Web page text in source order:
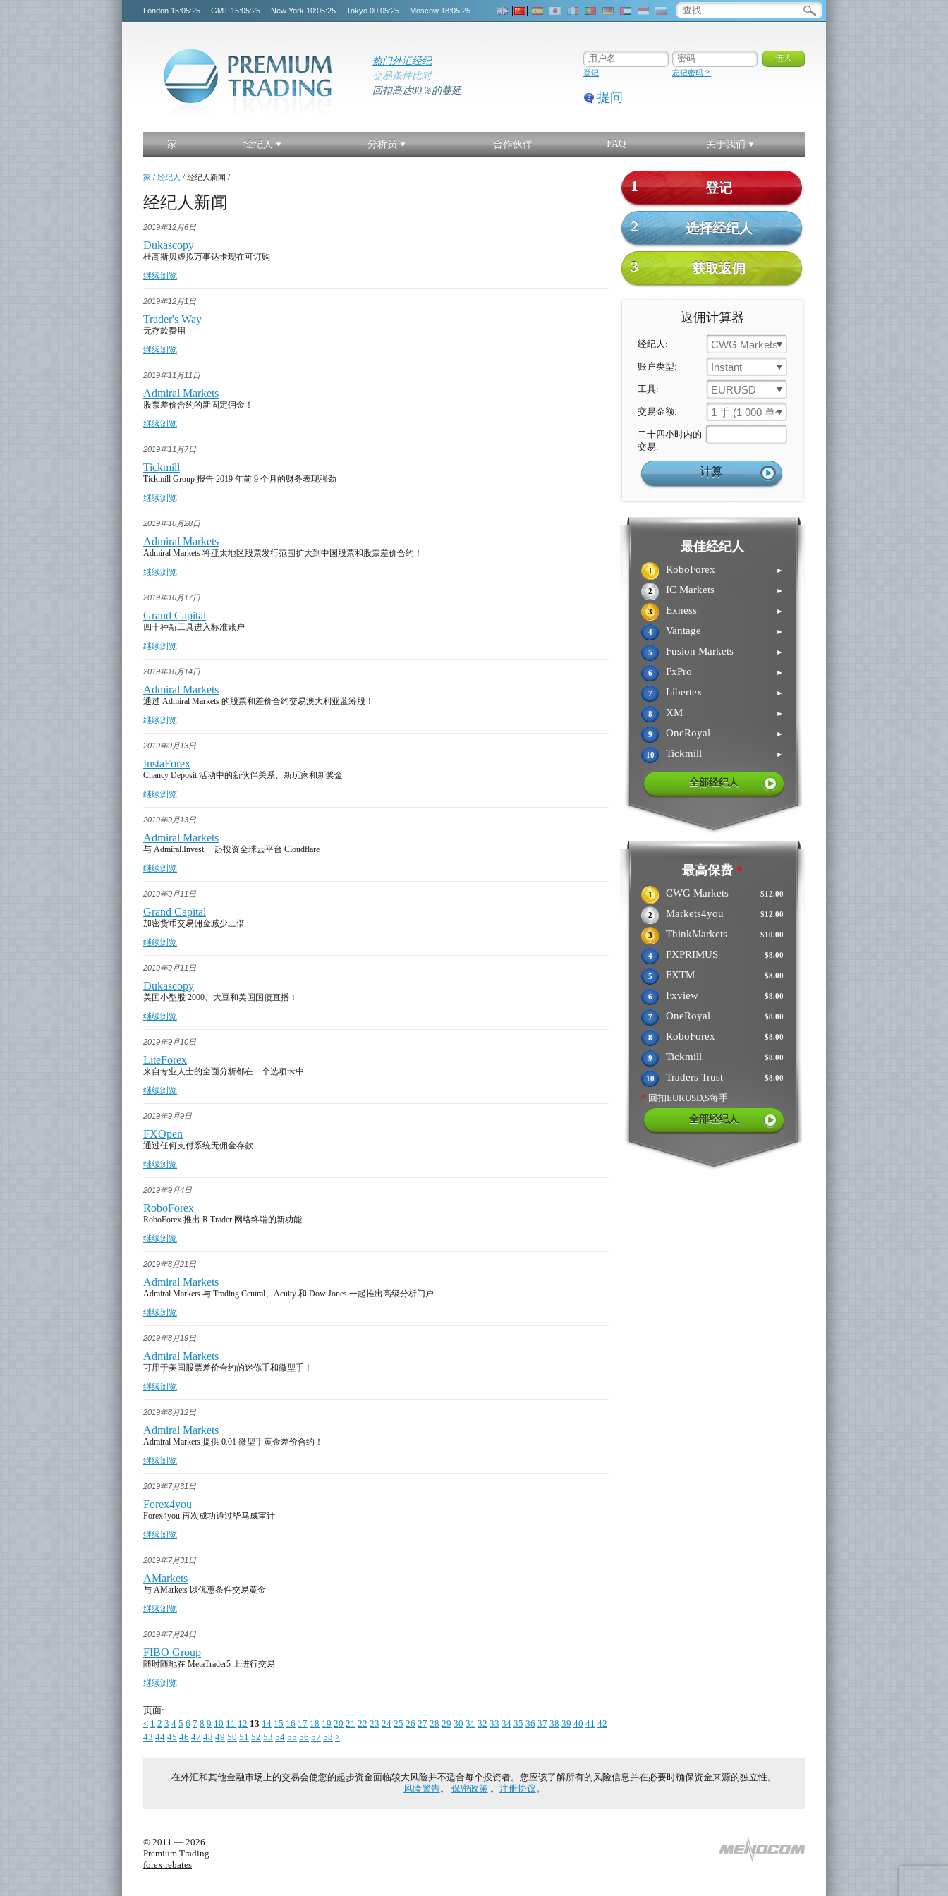
London 15:05:26 GMT 15:05:26 New York 10:05:26 Tokyo 00:05:26 Moscow 18:05:26
热门外汇经纪
交易条件比对
回扣高达80％的蔓延
登记 忘记密码？
提问
家 经纪人 分析员 合作伙伴 FAQ 关于我们
1 登记
2 选择经纪人
3 获取返佣
返佣计算器
经纪人: CWG Markets
账户类型: Instant
工具: EURUSD
交易金额: 1 手 (1 000 单位)
二十四小时内的
交易:
最佳经纪人
1 RoboForex ►
2 IC Markets ►
3 Exness ►
4 Vantage ►
5 Fusion Markets ►
6 FxPro ►
7 Libertex ►
8 XM ►
9 OneRoyal ►
10 Tickmill ►
全部经纪人
最高保费 *
$12.00
1 CWG Markets
$12.00
2 Markets4you
$10.00
3 ThinkMarkets
$8.00
4 FXPRIMUS
$8.00
5 FXTM
$8.00
6 Fxview
$8.00
7 OneRoyal
$8.00
8 RoboForex
$8.00
9 Tickmill
$8.00
10 Traders Trust
* 回扣EURUSD,$每手
全部经纪人
家 / 经纪人 / 经纪人新闻 /
经纪人新闻
2019年12月6日
Dukascopy
杜高斯贝虚拟万事达卡现在可订购
继续浏览
2019年12月1日
Trader's Way
无存款费用
继续浏览
2019年11月11日
Admiral Markets
股票差价合约的新固定佣金！
继续浏览
2019年11月7日
Tickmill
Tickmill Group 报告 2019 年前 9 个月的财务表现强劲
继续浏览
2019年10月28日
Admiral Markets
Admiral Markets 将亚太地区股票发行范围扩大到中国股票和股票差价合约！
继续浏览
2019年10月17日
Grand Capital
四十种新工具进入标准账户
继续浏览
2019年10月14日
Admiral Markets
通过 Admiral Markets 的股票和差价合约交易澳大利亚蓝筹股！
继续浏览
2019年9月13日
InstaForex
Chancy Deposit 活动中的新伙伴关系、新玩家和新奖金
继续浏览
2019年9月13日
Admiral Markets
与 Admiral.Invest 一起投资全球云平台 Cloudflare
继续浏览
2019年9月11日
Grand Capital
加密货币交易佣金减少三倍
继续浏览
2019年9月11日
Dukascopy
美国小型股 2000、大豆和美国国债直播！
继续浏览
2019年9月10日
LiteForex
来自专业人士的全面分析都在一个选项卡中
继续浏览
2019年9月9日
FXOpen
通过任何支付系统无佣金存款
继续浏览
2019年9月4日
RoboForex
RoboForex 推出 R Trader 网络终端的新功能
继续浏览
2019年8月21日
Admiral Markets
Admiral Markets 与 Trading Central、Acuity 和 Dow Jones 一起推出高级分析门户
继续浏览
2019年8月19日
Admiral Markets
可用于美国股票差价合约的迷你手和微型手！
继续浏览
2019年8月12日
Admiral Markets
Admiral Markets 提供 0.01 微型手黄金差价合约！
继续浏览
2019年7月31日
Forex4you
Forex4you 再次成功通过毕马威审计
继续浏览
2019年7月31日
AMarkets
与 AMarkets 以优惠条件交易黄金
继续浏览
2019年7月24日
FIBO Group
随时随地在 MetaTrader5 上进行交易
继续浏览
页面:
< 1 2 3 4 5 6 7 8 9 10 11 12 13 14 15 16 17 18 19 20 21 22 23 24 25 26 27 28 29 30 31 32 33 34 35 36 37 38 39 40 41 42
43 44 45 46 47 48 49 50 51 52 53 54 55 56 57 58 >
在外汇和其他金融市场上的交易会使您的起步资金面临较大风险并不适合每个投资者。您应该了解所有的风险信息并在必要时确保资金来源的独立性。
风险警告。 保密政策。 注册协议。
© 2011 — 2026
Premium Trading
forex rebates